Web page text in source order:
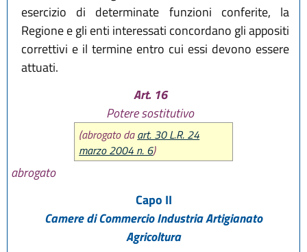
esercizio di determinate funzioni conferite, la
Regione e gli enti interessati concordano gli appositi
correttivi e il termine entro cui essi devono essere
attuati.
Art. 16
Potere sostitutivo
(abrogato daart. 30 L.R. 24
marzo 2004 n. 6)
abrogato
Capo II
Camere di Commercio Industria Artigianato
Agricoltura